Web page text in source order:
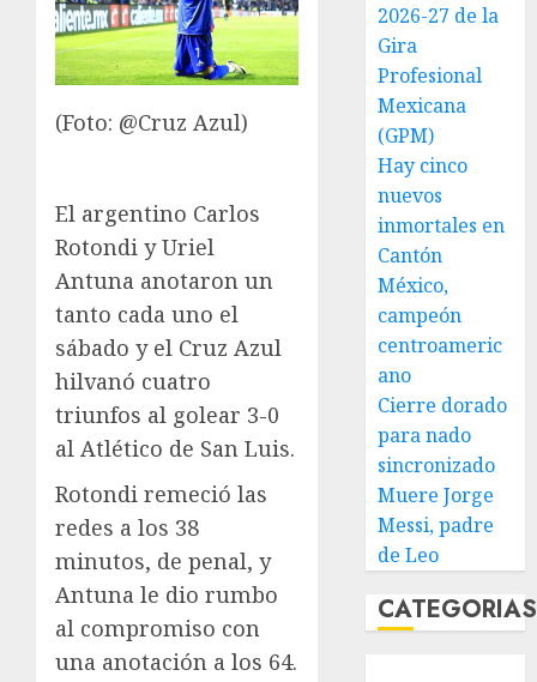
(Foto: @Cruz Azul)
El argentino Carlos
Rotondi y Uriel
Antuna anotaron un
tanto cada uno el
sábado y el Cruz Azul
hilvanó cuatro
triunfos al golear 3-0
al Atlético de San Luis.
Rotondi remeció las
redes a los 38
minutos, de penal, y
Antuna le dio rumbo
al compromiso con
una anotación a los 64.
2026-27 de la
Gira
Profesional
Mexicana
(GPM)
Hay cinco
nuevos
inmortales en
Cantón
México,
campeón
centroameric
ano
Cierre dorado
para nado
sincronizado
Muere Jorge
Messi, padre
de Leo
CATEGORIAS